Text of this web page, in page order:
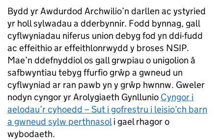
Bydd yr Awdurdod Archwilio’n darllen ac ystyried
yr holl sylwadau a dderbynnir. Fodd bynnag, gall
cyflwyniadau niferus union debyg fod yn ddi-fudd
ac effeithio ar effeithlonrwydd y broses NSIP.
Mae’n ddefnyddiol os gall grwpiau o unigolion â
safbwyntiau tebyg ffurfio grŵp a gwneud un
cyflwyniad ar ran pawb yn y grŵp hwnnw. Gweler
nodyn cyngor yr Arolygiaeth Gynllunio Cyngor i
aelodau’r cyhoedd – Sut i gofrestru i leisio’ch barn
a gwneud sylw perthnasoli gael rhagor o
wybodaeth.